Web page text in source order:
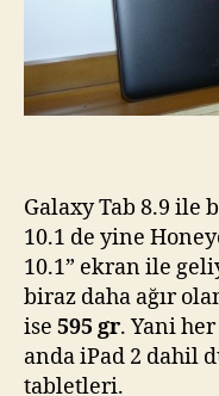
Galaxy Tab 8.9 ile
10.1 de yine
10.1” ekran ile
biraz daha ağır
ise 595 gr. Yani
anda iPad 2 dahil
tabletleri.